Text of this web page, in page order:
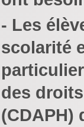
- Les
scolarité
des
(CDAPH)